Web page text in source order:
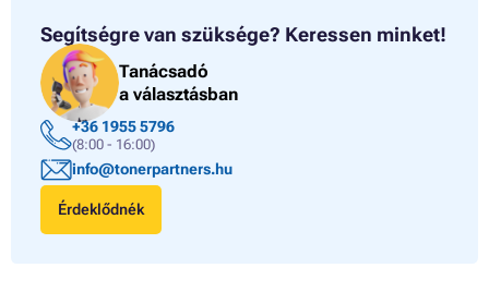
Segítségre van szüksége? Keressen minket!
Tanácsadó
a választásban
+36 1955 5796
(8:00 - 16:00)
info@tonerpartners.hu
Érdeklődnék